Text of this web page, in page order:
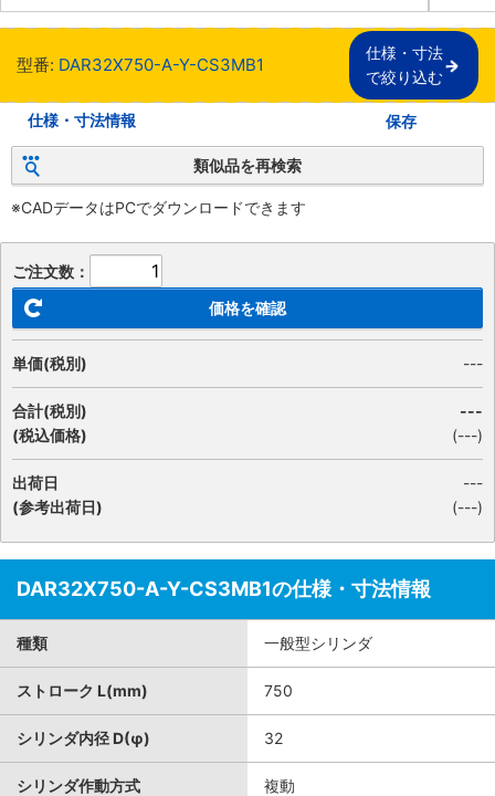
型番: DAR32X750-A-Y-CS3MB1
仕様・寸法
で絞り込む
仕様・寸法情報 保存
類似品を再検索
※CADデータはPCでダウンロードできます
ご注文数：
価格を確認
単価(税別) ---
合計(税別)
(税込価格)
---
(---)
出荷日
(参考出荷日)
---
(---)
DAR32X750-A-Y-CS3MB1の仕様・寸法情報
種類 一般型シリンダ
ストローク L(mm) 750
シリンダ内径 D(φ) 32
シリンダ作動方式 複動